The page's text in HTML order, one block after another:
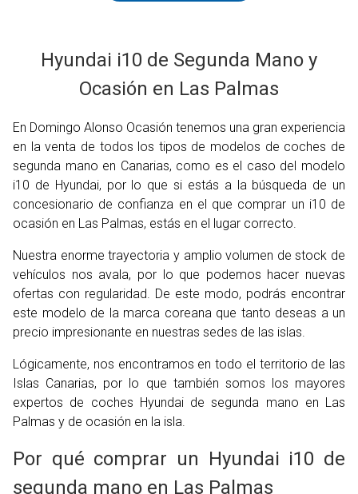
Hyundai i10 de Segunda Mano y
Ocasión en Las Palmas
En Domingo Alonso Ocasión tenemos una gran experiencia
en la venta de todos los tipos de modelos de coches de
segunda mano en Canarias, como es el caso del modelo
i10 de Hyundai, por lo que si estás a la búsqueda de un
concesionario de confianza en el que comprar un i10 de
ocasión en Las Palmas, estás en el lugar correcto.
Nuestra enorme trayectoria y amplio volumen de stock de
vehículos nos avala, por lo que podemos hacer nuevas
ofertas con regularidad. De este modo, podrás encontrar
este modelo de la marca coreana que tanto deseas a un
precio impresionante en nuestras sedes de las islas.
Lógicamente, nos encontramos en todo el territorio de las
Islas Canarias, por lo que también somos los mayores
expertos de coches Hyundai de segunda mano en Las
Palmas y de ocasión en la isla.
Por qué comprar un Hyundai i10 de
segunda mano en Las Palmas